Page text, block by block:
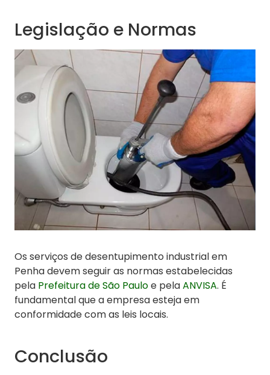
Legislação e Normas
Os serviços de desentupimento industrial em
Penha devem seguir as normas estabelecidas
pela Prefeitura de São Pauloe pelaANVISA. É
fundamental que a empresa esteja em
conformidade com as leis locais.
Conclusão